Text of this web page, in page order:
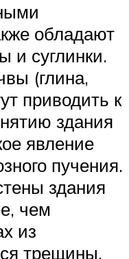
обладают
и суглинки.
(глина,
приводить к
здания
явление
пучения.
здания
чем
из
трещины.